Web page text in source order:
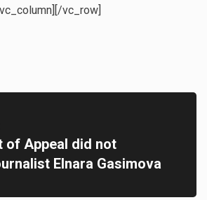
vc_row]
of Appeal did not
Elnara Gasimova